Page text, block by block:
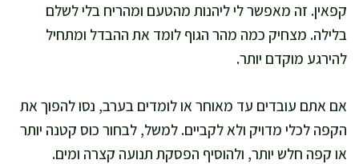
קפאין. זה מאפשר לי ליהנות מהטעם ומהריח בלי לשלם
בלילה. מצחיק כמה מהר הגוף לומד את ההבדל ומתחיל
להירגע מוקדם יותר.
אם אתם עובדים עד מאוחר או לומדים בערב, נסו להפוך את
הקפה לכלי מדויק ולא לקביים. למשל, לבחור כוס קטנה יותר
או קפה חלש יותר, ולהוסיף הפסקת תנועה קצרה ומים.